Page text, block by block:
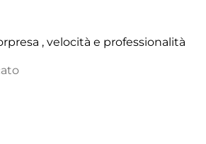
, velocità e professionalità